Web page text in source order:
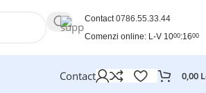
Contact0786.55.33.44
Comenzi online: L-V 1000:1600
Contact 0,00